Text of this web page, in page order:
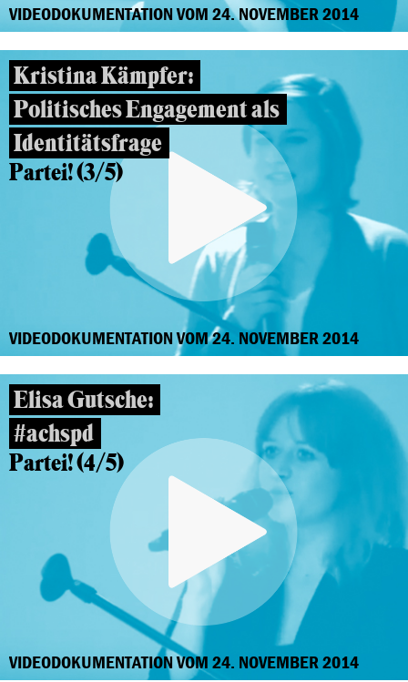
VIDEODOKUMENTATION VOM 24. NOVEMBER 2014
Kristina Kämpfer:
Politisches Engagement als
Identitätsfrage
Partei! (3/5)
VIDEODOKUMENTATION VOM 24. NOVEMBER 2014
Elisa Gutsche:
#achspd
Partei! (4/5)
VIDEODOKUMENTATION VOM 24. NOVEMBER 2014